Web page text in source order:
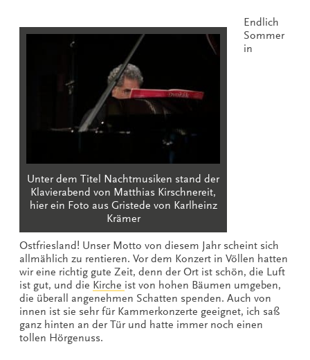
Unter dem Titel Nachtmusiken stand der
Klavierabend von Matthias Kirschnereit,
hier ein Foto aus Gristede von Karlheinz
Krämer
Endlich
Sommer
in
Ostfriesland! Unser Motto von diesem Jahr scheint sich
allmählich zu rentieren. Vor dem Konzert in Völlen hatten
wir eine richtig gute Zeit, denn der Ort ist schön, die Luft
ist gut, und die Kirche ist von hohen Bäumen umgeben,
die überall angenehmen Schatten spenden. Auch von
innen ist sie sehr für Kammerkonzerte geeignet, ich saß
ganz hinten an der Tür und hatte immer noch einen
tollen Hörgenuss.